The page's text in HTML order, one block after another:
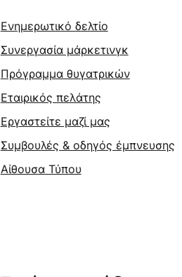
Ενημερωτικό δελτίο
Συνεργασία μάρκετινγκ
Πρόγραμμα θυγατρικών
Εταιρικός πελάτης
Εργαστείτε μαζί μας
Συμβουλές & οδηγός έμπνευσης
Αίθουσα Τύπου